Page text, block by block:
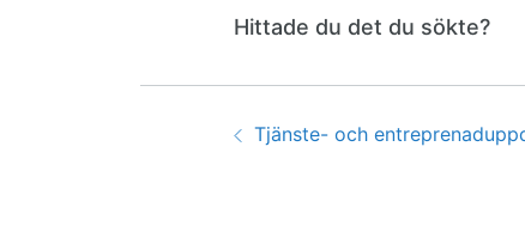
Hittade du det du sökte?
Guidenavigering
Föregående:
Tjänste- och